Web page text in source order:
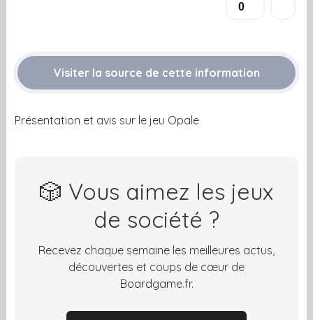
0
Visiter la source de cette information
Présentation et avis sur le jeu Opale
🎲 Vous aimez les jeux
de société ?
Recevez chaque semaine les meilleures actus,
découvertes et coups de cœur de
Boardgame.fr.